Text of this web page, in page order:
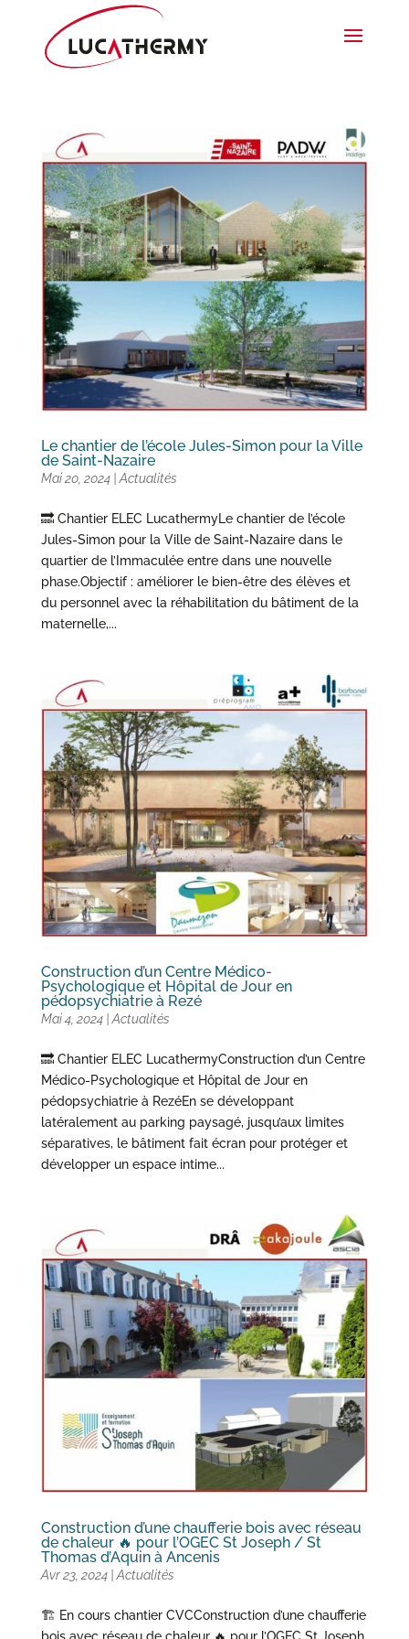
Le chantier de l’école Jules-Simon pour la Ville
de Saint-Nazaire
Mai 20, 2024|Actualités
🔜 Chantier ELEC LucathermyLe chantier de l’école
Jules-Simon pour la Ville de Saint-Nazaire dans le
quartier de l’Immaculée entre dans une nouvelle
phase.Objectif : améliorer le bien-être des élèves et
du personnel avec la réhabilitation du bâtiment de la
maternelle,...
Construction d’un Centre Médico-
Psychologique et Hôpital de Jour en
pédopsychiatrie à Rezé
Mai 4, 2024|Actualités
🔜 Chantier ELEC LucathermyConstruction d’un Centre
Médico-Psychologique et Hôpital de Jour en
pédopsychiatrie à RezéEn se développant
latéralement au parking paysagé, jusqu’aux limites
séparatives, le bâtiment fait écran pour protéger et
développer un espace intime...
Construction d’une chaufferie bois avec réseau
de chaleur 🔥 pour l’OGEC St Joseph / St
Thomas d’Aquin à Ancenis
Avr 23, 2024|Actualités
🏗 En cours chantier CVCConstruction d’une chaufferie